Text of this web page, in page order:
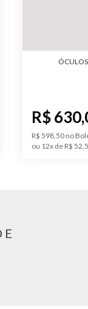
R$
R$ 598,50 no
ou 12x de R$
E